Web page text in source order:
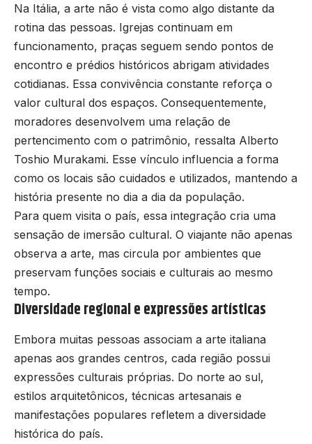
Na Itália, a arte não é vista como algo distante da
rotina das pessoas. Igrejas continuam em
funcionamento, praças seguem sendo pontos de
encontro e prédios históricos abrigam atividades
cotidianas. Essa convivência constante reforça o
valor cultural dos espaços. Consequentemente,
moradores desenvolvem uma relação de
pertencimento com o patrimônio, ressalta Alberto
Toshio Murakami. Esse vínculo influencia a forma
como os locais são cuidados e utilizados, mantendo a
história presente no dia a dia da população.
Para quem visita o país, essa integração cria uma
sensação de imersão cultural. O viajante não apenas
observa a arte, mas circula por ambientes que
preservam funções sociais e culturais ao mesmo
tempo.
Diversidade regional e expressões artísticas
Embora muitas pessoas associam a arte italiana
apenas aos grandes centros, cada região possui
expressões culturais próprias. Do norte ao sul,
estilos arquitetônicos, técnicas artesanais e
manifestações populares refletem a diversidade
histórica do país.